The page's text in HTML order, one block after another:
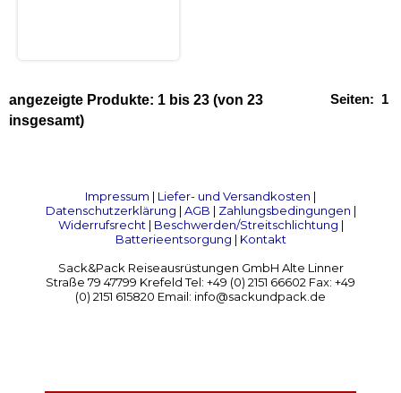
Seiten: 1
angezeigte Produkte: 1 bis 23 (von 23
insgesamt)
Impressum | Liefer- und Versandkosten |
Datenschutzerklärung | AGB | Zahlungsbedingungen |
Widerrufsrecht | Beschwerden/Streitschlichtung |
Batterieentsorgung | Kontakt
Sack&Pack Reiseausrüstungen GmbH Alte Linner
Straße 79 47799 Krefeld Tel: +49 (0) 2151 66602 Fax: +49
(0) 2151 615820 Email: info@sackundpack.de